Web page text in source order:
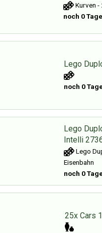
Kurven -
noch 0 Tage
Lego
noch 0
Lego
Intelli
Lego
Eisenbahn
noch 0
25x Cars